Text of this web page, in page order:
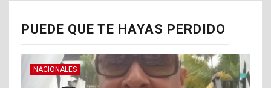
PUEDE QUE TE HAYAS PERDIDO
NACIONALES